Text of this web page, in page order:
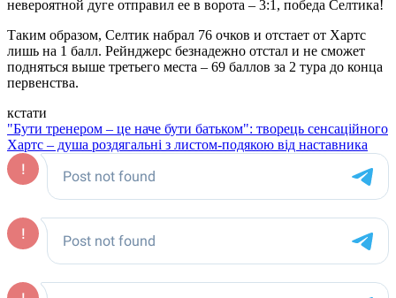
невероятной дуге отправил ее в ворота – 3:1, победа Селтика!
Таким образом, Селтик набрал 76 очков и отстает от Хартс
лишь на 1 балл. Рейнджерс безнадежно отстал и не сможет
подняться выше третьего места – 69 баллов за 2 тура до конца
первенства.
кстати
"Бути тренером – це наче бути батьком": творець сенсаційного
Хартс – душа роздягальні з листом-подякою від наставника